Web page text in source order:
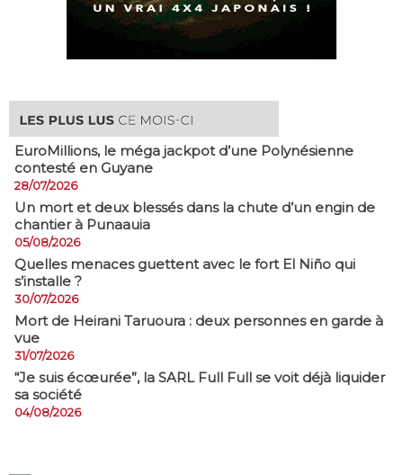
EuroMillions, ​le méga jackpot d’une Polynésienne
contesté en Guyane
28/07/2026
​Un mort et deux blessés dans la chute d’un engin de
chantier à Punaauia
05/08/2026
Quelles menaces guettent avec le fort El Niño qui
s’installe ?
30/07/2026
Mort de Heirani Taruoura : deux personnes en garde à
vue
31/07/2026
​“Je suis écœurée”, la SARL Full Full se voit déjà liquider
sa société
04/08/2026